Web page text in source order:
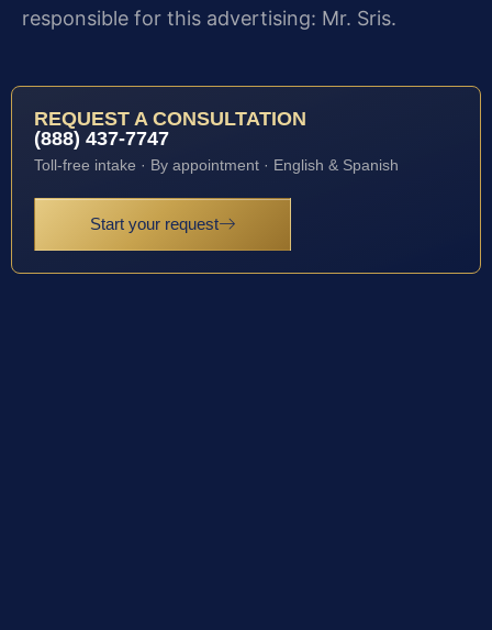
responsible for this advertising: Mr. Sris.
REQUEST A CONSULTATION
(888) 437-7747
Toll-free intake · By appointment · English & Spanish
Start your request